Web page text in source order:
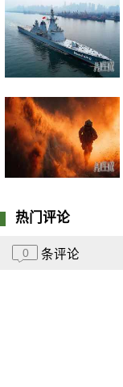
热门评论
0 条评论